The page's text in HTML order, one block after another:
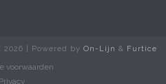
2026 | Powered by On-Lijn & Furtice
voorwaarden
Privacy